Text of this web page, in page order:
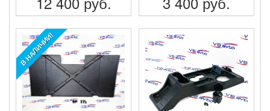
ПОДРОБНЕЕ ПОДРОБНЕЕ
В НАЛИЧИИ!